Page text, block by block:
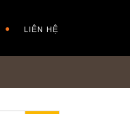
LIÊN HỆ